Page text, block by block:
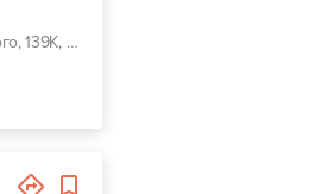
г. Кривой Рог, вулиця Кобилянського, 139К, 139К